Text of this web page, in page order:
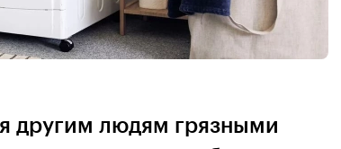
другим людям грязными